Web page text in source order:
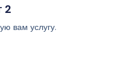
2
вам услугу.